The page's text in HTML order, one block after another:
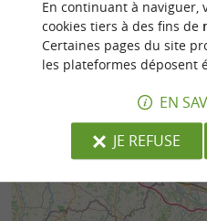
En continuant à naviguer,
cookies tiers à des fins de
Certaines pages du site
les plateformes déposent
EN
JE REFUSE